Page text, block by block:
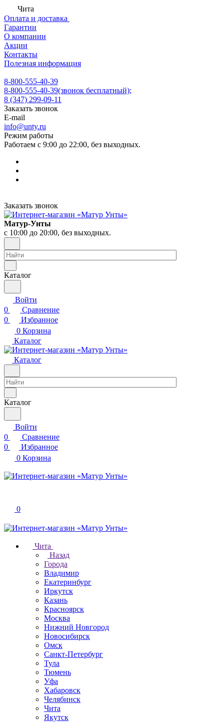
Чита
Оплата и доставка
Гарантии
О компании
Акции
Контакты
Полезная информация
8-800-555-40-39
8-800-555-40-39(звонок бесплатный);
8 (347) 299-09-11
Заказать звонок
E-mail
info@unty.ru
Режим работы
Работаем с 9:00 до 22:00, без выходных.
Заказать звонок
Матур-Унты
с 10:00 до 20:00, без выходных.
Каталог
Войти
0
Сравнение
0
Избранное
0 Корзина
Каталог
Каталог
Каталог
Войти
0
Сравнение
0
Избранное
0 Корзина
0
Чита
Назад
Города
Владимир
Екатеринбург
Иркутск
Казань
Красноярск
Москва
Нижний Новгород
Новосибирск
Омск
Санкт-Петербург
Тула
Тюмень
Уфа
Хабаровск
Челябинск
Чита
Якутск